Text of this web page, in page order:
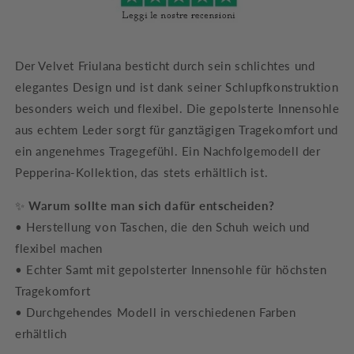
Der Velvet Friulana besticht durch sein schlichtes und
elegantes Design und ist dank seiner Schlupfkonstruktion
besonders weich und flexibel. Die gepolsterte Innensohle
aus echtem Leder sorgt für ganztägigen Tragekomfort und
ein angenehmes Tragegefühl. Ein Nachfolgemodell der
Pepperina-Kollektion, das stets erhältlich ist.
✨Warum sollte man sich dafür entscheiden?
• Herstellung von Taschen, die den Schuh weich und
flexibel machen
• Echter Samt mit gepolsterter Innensohle für höchsten
Tragekomfort
• Durchgehendes Modell in verschiedenen Farben
erhältlich